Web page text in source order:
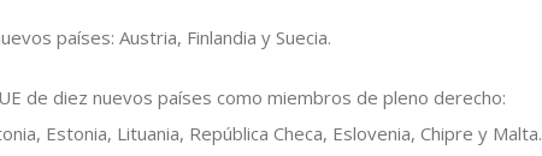
países: Austria, Finlandia y Suecia.
de diez nuevos países como miembros de pleno derecho:
Estonia, Lituania, República Checa, Eslovenia, Chipre y Malta.